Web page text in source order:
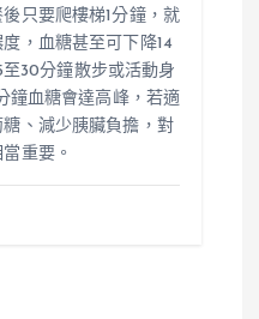
只要爬樓梯1分鐘，就
，血糖甚至可下降14
30分鐘散步或活動身
鐘血糖會達高峰，若適
、減少胰臟負擔，對
重要。